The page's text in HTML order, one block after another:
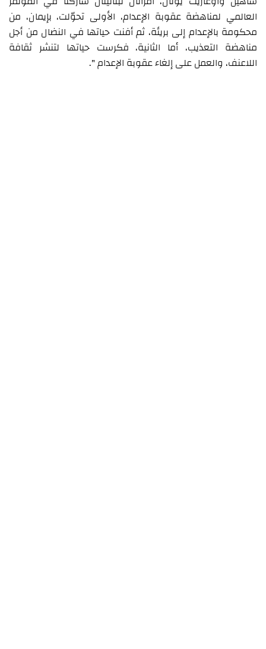
العالمي لمناهضة عقوبة الإعدام، الأولى تحوّلت، بإيمان، من
محكومة بالإعدام إلى بريئة، ثم أفنت حياتها في النضال من أجل
مناهضة التعذيب، أما الثانية، فكرست حياتها لتنشر ثقافة
اللاعنف، والعمل على إلغاء عقوبة الإعدام ".